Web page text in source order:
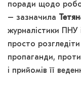
поради щодо
– зазначила
журналістики
просто
пропаганди,
і прийомів її